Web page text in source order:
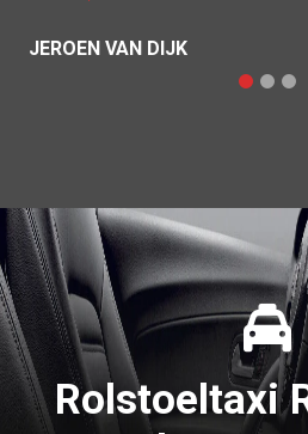
Rolstoeltaxi